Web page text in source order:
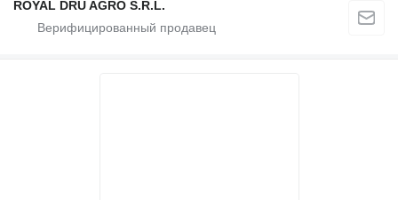
ROYAL DRU AGRO S.R.L.